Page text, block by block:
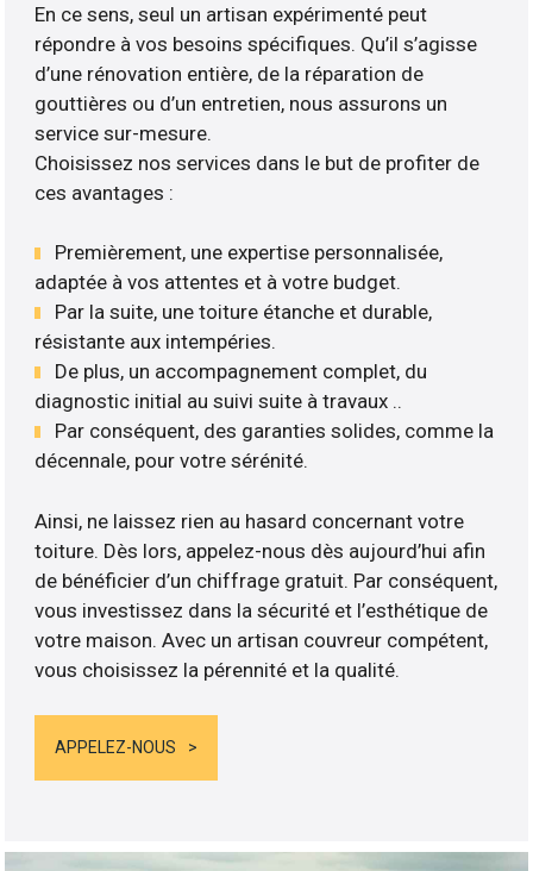
En ce sens, seul un artisan expérimenté peut
répondre à vos besoins spécifiques. Qu’il s’agisse
d’une rénovation entière, de la réparation de
gouttières ou d’un entretien, nous assurons un
service sur-mesure.
Choisissez nos services dans le but de profiter de
ces avantages :
Premièrement, une expertise personnalisée,
adaptée à vos attentes et à votre budget.
Par la suite, une toiture étanche et durable,
résistante aux intempéries.
De plus, un accompagnement complet, du
diagnostic initial au suivi suite à travaux ..
Par conséquent, des garanties solides, comme la
décennale, pour votre sérénité.
Ainsi, ne laissez rien au hasard concernant votre
toiture. Dès lors, appelez-nous dès aujourd’hui afin
de bénéficier d’un chiffrage gratuit. Par conséquent,
vous investissez dans la sécurité et l’esthétique de
votre maison. Avec un artisan couvreur compétent,
vous choisissez la pérennité et la qualité.
APPELEZ-NOUS